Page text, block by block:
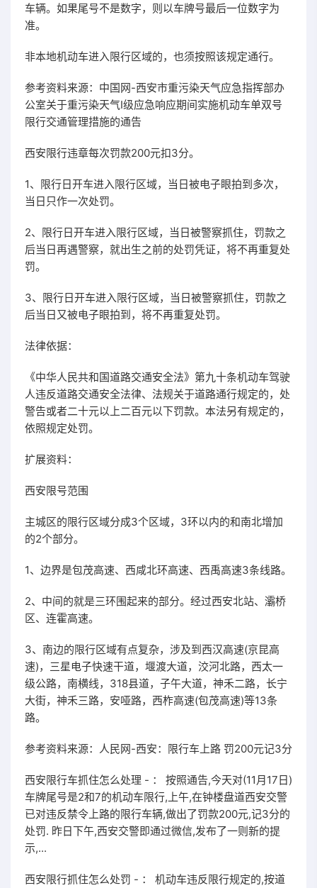
车辆。如果尾号不是数字，则以车牌号最后一位数字为
准。
非本地机动车进入限行区域的，也须按照该规定通行。
参考资料来源：中国网-西安市重污染天气应急指挥部办
公室关于重污染天气I级应急响应期间实施机动车单双号
限行交通管理措施的通告
西安限行违章每次罚款200元扣3分。
1、限行日开车进入限行区域，当日被电子眼拍到多次，
当日只作一次处罚。
2、限行日开车进入限行区域，当日被警察抓住，罚款之
后当日再遇警察，就出生之前的处罚凭证，将不再重复处
罚。
3、限行日开车进入限行区域，当日被警察抓住，罚款之
后当日又被电子眼拍到，将不再重复处罚。
法律依据：
《中华人民共和国道路交通安全法》第九十条机动车驾驶
人违反道路交通安全法律、法规关于道路通行规定的，处
警告或者二十元以上二百元以下罚款。本法另有规定的，
依照规定处罚。
扩展资料：
西安限号范围
主城区的限行区域分成3个区域，3环以内的和南北增加
的2个部分。
1、边界是包茂高速、西咸北环高速、西禹高速3条线路。
2、中间的就是三环围起来的部分。经过西安北站、灞桥
区、连霍高速。
3、南边的限行区域有点复杂，涉及到西汉高速(京昆高
速)，三星电子快速干道，堰渡大道，洨河北路，西太一
级公路，南横线，318县道，子午大道，神禾二路，长宁
大街，神禾三路，安哑路，西柞高速(包茂高速)等13条
路。
参考资料来源：人民网-西安：限行车上路 罚200元记3分
西安限行车抓住怎么处理 - ： 按照通告,今天对(11月17日)
车牌尾号是2和7的机动车限行,上午,在钟楼盘道西安交警
已对违反禁令上路的限行车辆,做出了罚款200元,记3分的
处罚. 昨日下午,西安交警即通过微信,发布了一则新的提
示,...
西安限行抓住怎么处罚 - ： 机动车违反限行规定的,按道